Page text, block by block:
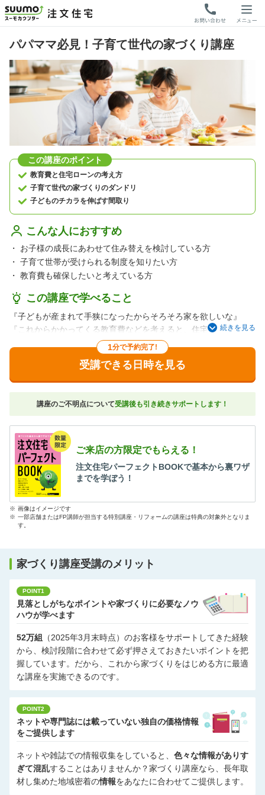
パパママ必見！子育て世代の家づくり講座
この講座のポイント
教育費と住宅ローンの考え方
子育て世代の家づくりのダンドリ
子どものチカラを伸ばす間取り
こんな人におすすめ
・
お子様の成長にあわせて住み替えを検討している方
・ 子育て世帯が受けられる制度を知りたい方
・ 教育費も確保したいと考えている方
この講座で学べること
『子どもが産まれて手狭になったからそろそろ家を欲しいな』
『これからかかってくる教育費などを考えると、住宅ローンを組
『家を建てること、貯蓄をすること、どちらも実現したい』とい
うパパママ必見です！
住宅ローンを組まないと受けられない制度や上手に教育費を貯め
ていくコツを始め、
建てた後に後悔しないダンドリをアドバイザーが丁寧にお伝えし
くの取材を行ってきました。そこで明らかになった共通項から、
子どもの”チカラ”を伸ばす家づくりのコツをお伝えします。
＜講座の内容＞
・住宅ローンを組むことで受けられる制度
・教育費を上手に貯めるコツ
・子育て世代の家づくりの段取り
・子どもの“チカラ”を伸ばす家づくりのコツ
続きを見る
1分で予約完了!
受講できる日時を見る
講座のご不明点について受講後も引き続きサポートします！
ご来店の方限定でもらえる！
注文住宅パーフェクトBOOKで基本から裏ワザ
までを学ぼう！
※ 画像はイメージです
※ 一部店舗またはFP講師が担当する特別講座・リフォームの講座は特典の対象外となりま
す。
家づくり講座受講のメリット
POINT1
見落としがちなポイントや家づくりに必要なノウ
ハウが学べます
52万組
（2025年3月末時点）のお客様をサポートしてきた経験
から、検討段階に合わせて必ず押さえておきたいポイントを把
握しています。だから、これから家づくりをはじめる方に最適
な講座を実施できるのです。
POINT2
ネットや専門誌には載っていない独自の価格情報
をご提供します
ネットや雑誌での情報収集をしていると、 色々な情報がありす
ぎて混乱することはありませんか？家づくり講座なら、長年取
材し集めた地域密着の情報をあなたに合わせてご提供します。